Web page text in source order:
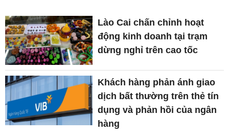
Lào Cai chấn chỉnh hoạt
động kinh doanh tại trạm
dừng nghỉ trên cao tốc
Khách hàng phản ánh giao
dịch bất thường trên thẻ tín
dụng và phản hồi của ngân
hàng